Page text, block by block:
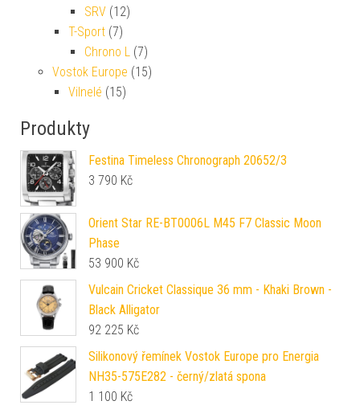
SRV (12)
T-Sport (7)
Chrono L (7)
Vostok Europe (15)
Vilnelé (15)
Produkty
Festina Timeless Chronograph 20652/3
3 790 Kč
Orient Star RE-BT0006L M45 F7 Classic Moon
Phase
53 900 Kč
Vulcain Cricket Classique 36 mm - Khaki Brown -
Black Alligator
92 225 Kč
Silikonový řemínek Vostok Europe pro Energia
NH35-575E282 - černý/zlatá spona
1 100 Kč